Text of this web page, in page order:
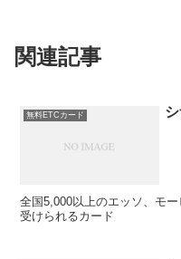
関連記事
無料ETCカード
全国5,000以上のエッソ、モ
受けられるカード